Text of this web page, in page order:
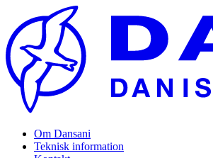
Om Dansani
Teknisk information